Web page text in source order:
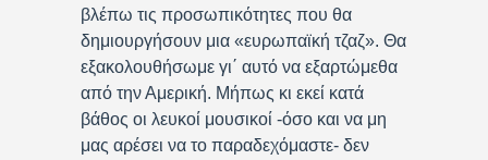
βλέπω τις προσωπικότητες που θα
δημιουργήσουν μια «ευρωπαϊκή τζαζ». Θα
εξακολουθήσωμε γι΄ αυτό να εξαρτώμεθα
από την Αμερική. Μήπως κι εκεί κατά
βάθος οι λευκοί μουσικοί -όσο και να μη
μας αρέσει να το παραδεχόμαστε- δεν